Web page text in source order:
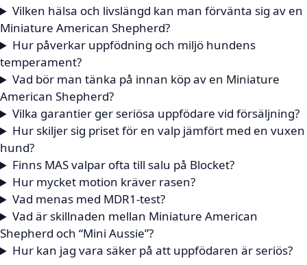
Vilken hälsa och livslängd kan man förvänta sig av en
Miniature American Shepherd?
Hur påverkar uppfödning och miljö hundens
temperament?
Vad bör man tänka på innan köp av en Miniature
American Shepherd?
Vilka garantier ger seriösa uppfödare vid försäljning?
Hur skiljer sig priset för en valp jämfört med en vuxen
hund?
Finns MAS valpar ofta till salu på Blocket?
Hur mycket motion kräver rasen?
Vad menas med MDR1-test?
Vad är skillnaden mellan Miniature American
Shepherd och “Mini Aussie”?
Hur kan jag vara säker på att uppfödaren är seriös?